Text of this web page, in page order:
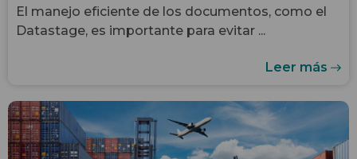
El manejo eficiente de los documentos, como el
Datastage, es importante para evitar ...
Leer más